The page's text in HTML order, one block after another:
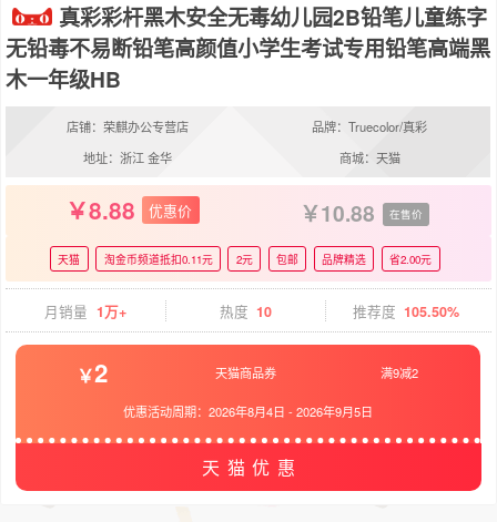
真彩彩杆黑木安全无毒幼儿园2B铅笔儿童练字
无铅毒不易断铅笔高颜值小学生考试专用铅笔高端黑
木一年级HB
店铺：荣麒办公专营店
品牌：Truecolor/真彩
地址：浙江 金华
商城：天猫
8.88 优惠价 10.88 在售价
天猫 淘金币频道抵扣0.11元 2元 包邮 品牌精选 省2.00元
月销量 1万+ 热度 10 推荐度 105.50%
2 天猫商品券 满9减2
优惠活动周期：2026年8月4日 -2026年9月5日
天猫优惠